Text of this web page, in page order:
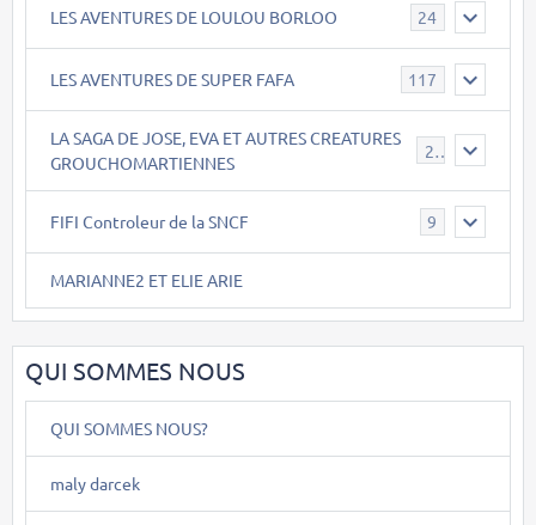
LES AVENTURES DE LOULOU BORLOO 24
LES AVENTURES DE SUPER FAFA 117
LA SAGA DE JOSE, EVA ET AUTRES CREATURES
GROUCHOMARTIENNES
26
FIFI Controleur de la SNCF 9
MARIANNE2 ET ELIE ARIE
QUI SOMMES NOUS
QUI SOMMES NOUS?
maly darcek